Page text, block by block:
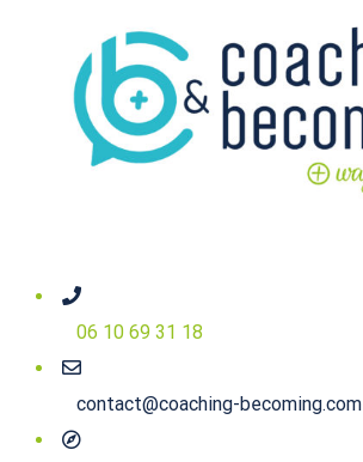
06 10 69 31 18
contact@coaching-becoming.com